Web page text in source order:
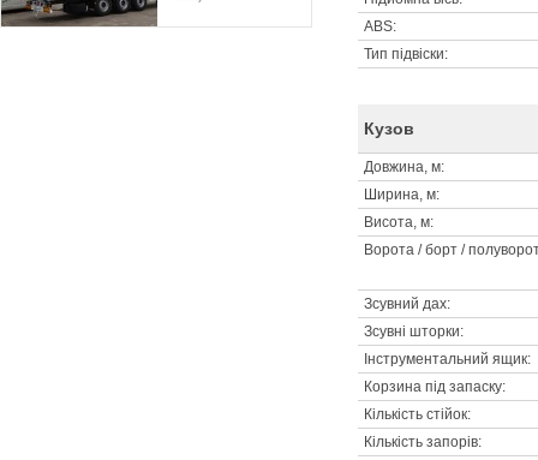
ABS:
Тип підвіски:
Кузов
Довжина, м:
Ширина, м:
Висота, м:
Ворота / борт /
Зсувний дах:
Зсувні шторки:
Інструментальний ящик:
Корзина під запаску:
Кількість стійок:
Кількість запорів: